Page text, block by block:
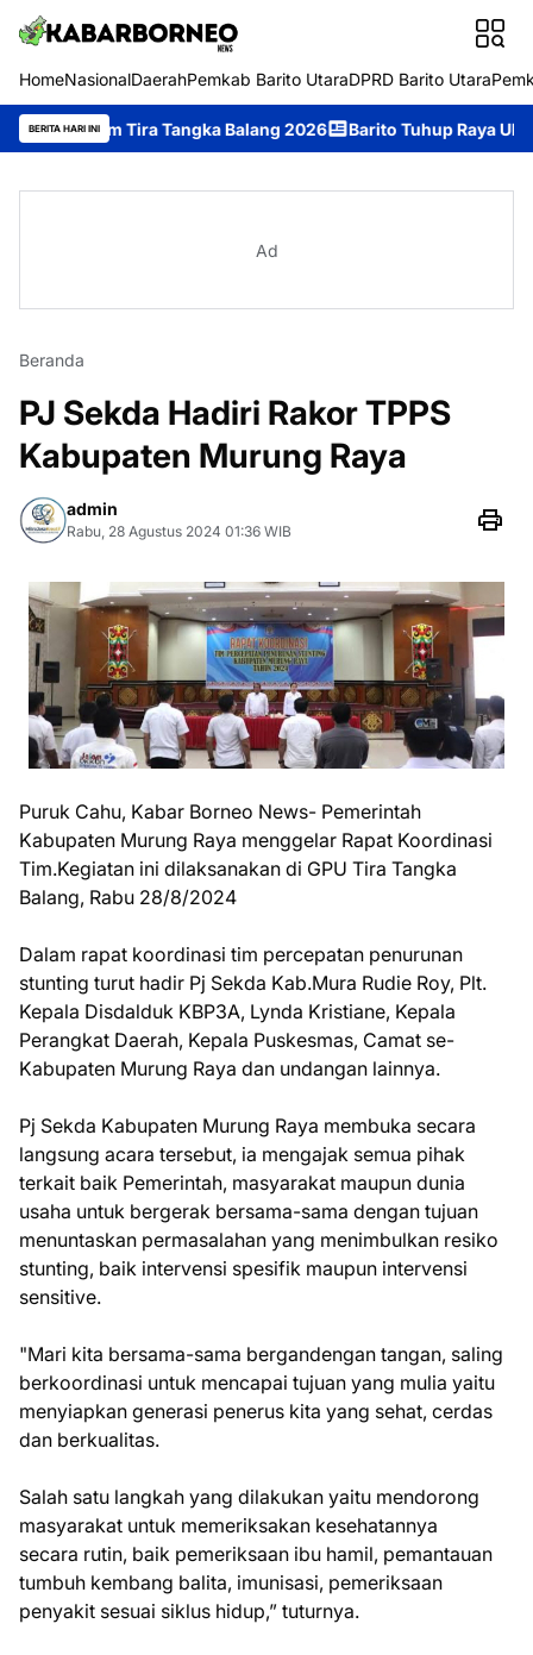
HomeNasionalDaerahPemkab Barito UtaraDPRD Barito Utara
BERITA HARI INI
Tira Tangka Balang 2026 Barito Tuhup Raya Ukir Prestasi,
Ad
Beranda
PJ Sekda Hadiri Rakor TPPS
Kabupaten Murung Raya
admin
Rabu, 28 Agustus 2024 01:36 WIB
Puruk Cahu, Kabar Borneo News- Pemerintah
Kabupaten Murung Raya menggelar Rapat Koordinasi
Tim.Kegiatan ini dilaksanakan di GPU Tira Tangka
Balang, Rabu 28/8/2024
Dalam rapat koordinasi tim percepatan penurunan
stunting turut hadir Pj Sekda Kab.Mura Rudie Roy, Plt.
Kepala Disdalduk KBP3A, Lynda Kristiane, Kepala
Perangkat Daerah, Kepala Puskesmas, Camat se-
Kabupaten Murung Raya dan undangan lainnya.
Pj Sekda Kabupaten Murung Raya membuka secara
langsung acara tersebut, ia mengajak semua pihak
terkait baik Pemerintah, masyarakat maupun dunia
usaha untuk bergerak bersama-sama dengan tujuan
menuntaskan permasalahan yang menimbulkan resiko
stunting, baik intervensi spesifik maupun intervensi
sensitive.
"Mari kita bersama-sama bergandengan tangan, saling
berkoordinasi untuk mencapai tujuan yang mulia yaitu
menyiapkan generasi penerus kita yang sehat, cerdas
dan berkualitas.
Salah satu langkah yang dilakukan yaitu mendorong
masyarakat untuk memeriksakan kesehatannya
secara rutin, baik pemeriksaan ibu hamil, pemantauan
tumbuh kembang balita, imunisasi, pemeriksaan
penyakit sesuai siklus hidup,” tuturnya.